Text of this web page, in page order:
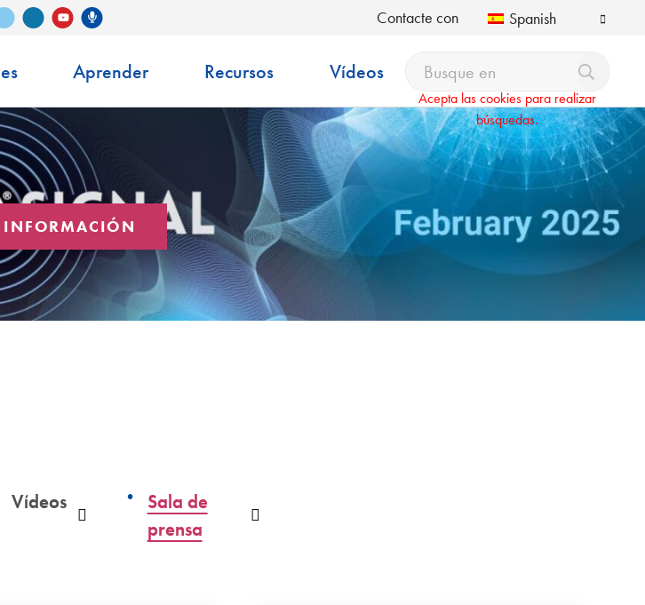
Vimeo LinkedInYouTubePodcast de Senko Contacte con Spanish
Aprender Recursos Vídeos
Acepta las cookies para realizar
búsquedas.
INFORMACIÓN
Vídeos
Desplegable
Sala de
prensa
Desplegable